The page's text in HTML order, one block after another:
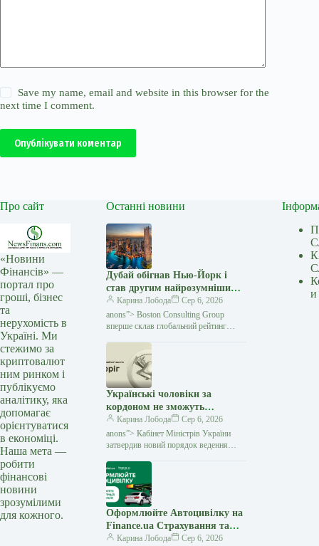
Save my name, email and website in this browser for the
next time I comment.
Опублікувати коментар
Про сайт
«Новини
Фінансів» —
портал про
гроші, бізнес
та
нерухомість в
Україні. Ми
стежимо за
криптовалют
ним ринком і
публікуємо
аналітику, яка
допомагає
орієнтуватися
в економіці.
Наша мета —
робити
фінансові
новини
зрозумілими
для кожного.
Останні новини
Дубай обігнав Нью-Йорк і
став другим найрозумнішим
містом світу — Мінфін
Карина Лобода
Сер 6, 2026
anons”> Boston Consulting Group
вперше склав глобальний рейтинг
за тим, як вони
Українські чоловіки за
кордоном не зможуть
отримати консульські
послуги, якщо у них немає
військово-облікових
Карина Лобода
Сер 6, 2026
anons”> Кабінет Міністрів України
затвердив новий порядок ведення
призовників, військовозобов'язаних
та резервістів. Постанова № 981
Оформлюйте Автоцивілку на
Finance.ua Страхування та
отримуйте знижку на пальне
Карина Лобода Сер 6, 2026
и